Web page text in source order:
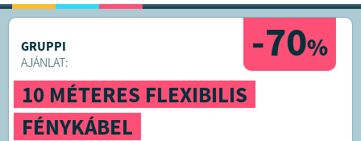
-70%
GRUPPI
AJÁNLAT:
10 MÉTERES FLEXIBILIS
FÉNYKÁBEL